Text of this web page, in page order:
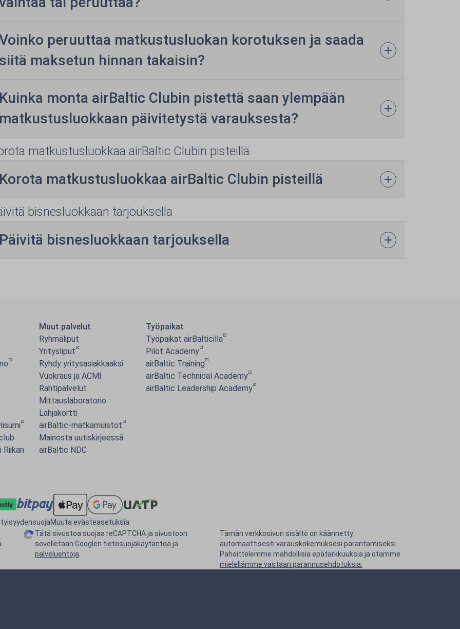
peruuttaa matkustusluokan korotuksen ja saada
maksetun hinnan takaisin?
monta airBaltic Clubin pistettä saan ylempään
päivitetystä varauksesta?
matkustusluokkaa airBaltic Clubin pisteillä
matkustusluokkaa airBaltic Clubin pisteillä
bisnesluokkaan tarjouksella
bisnesluokkaan tarjouksella
Muut palvelut
Ryhmäliput
Yritysliput
Ryhdy yritysasiakkaaksi
Vuokraus ja ACMI
Rahtipalvelut
Mittauslaboratorio
Lahjakortti
airBaltic-matkamuistot
Mainosta uutiskirjeessä
airBaltic NDC
Työpaikat
Työpaikat airBalticilla
Pilot Academy
airBaltic Training
airBaltic Technical Academy
airBaltic Leadership Academy
Muuta evästeasetuksia
Tätä sivustoa suojaa reCAPTCHA ja sivustoon
sovelletaan Googlen tietosuojakäytäntöä ja
palveluehtoja
Tämän verkkosivun sisältö on käännetty
automaattisesti varauskokemuksesi parantamiseksi.
Pahoittelemme mahdollisia epätarkkuuksia ja otamme
mielellämme vastaan parannusehdotuksia.